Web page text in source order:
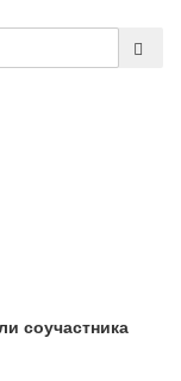
соучастника